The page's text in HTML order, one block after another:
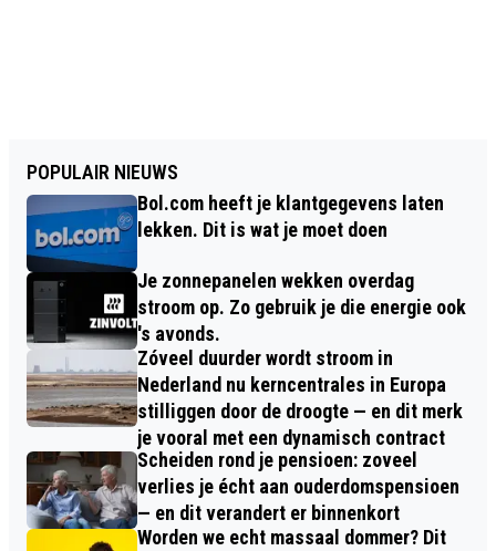
POPULAIR NIEUWS
Bol.com heeft je klantgegevens laten
lekken. Dit is wat je moet doen
Je zonnepanelen wekken overdag
stroom op. Zo gebruik je die energie ook
's avonds.
Zóveel duurder wordt stroom in
Nederland nu kerncentrales in Europa
stilliggen door de droogte — en dit merk
je vooral met een dynamisch contract
Scheiden rond je pensioen: zoveel
verlies je écht aan ouderdomspensioen
— en dit verandert er binnenkort
Worden we echt massaal dommer? Dit